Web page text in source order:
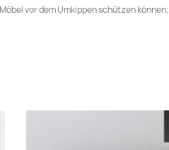
vor dem Umkippen schützen können;